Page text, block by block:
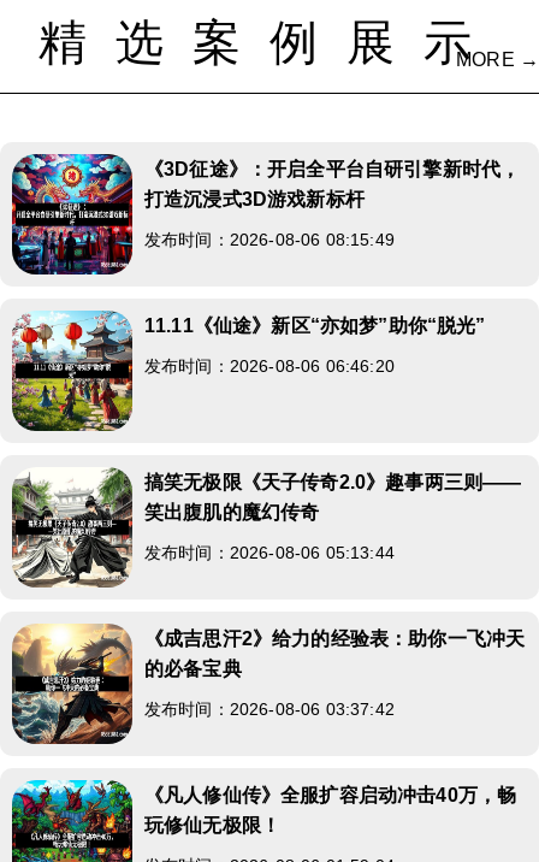
精选案例展示MORE →
《3D征途》：开启全平台自研引擎新时代，
打造沉浸式3D游戏新标杆
发布时间：2026-08-06 08:15:49
11.11《仙途》新区“亦如梦”助你“脱光”
发布时间：2026-08-06 06:46:20
搞笑无极限《天子传奇2.0》趣事两三则——
笑出腹肌的魔幻传奇
发布时间：2026-08-06 05:13:44
《成吉思汗2》给力的经验表：助你一飞冲天
的必备宝典
发布时间：2026-08-06 03:37:42
《凡人修仙传》全服扩容启动冲击40万，畅
玩修仙无极限！